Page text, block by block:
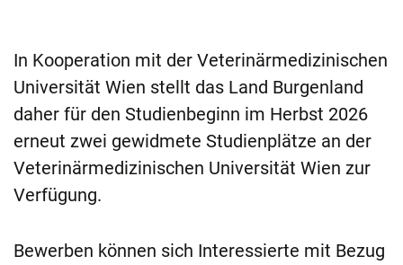
In Kooperation mit der Veterinärmedizinischen
Universität Wien stellt das Land Burgenland
daher für den Studienbeginn im Herbst 2026
erneut zwei gewidmete Studienplätze an der
Veterinärmedizinischen Universität Wien zur
Verfügung.
Bewerben können sich Interessierte mit Bezug